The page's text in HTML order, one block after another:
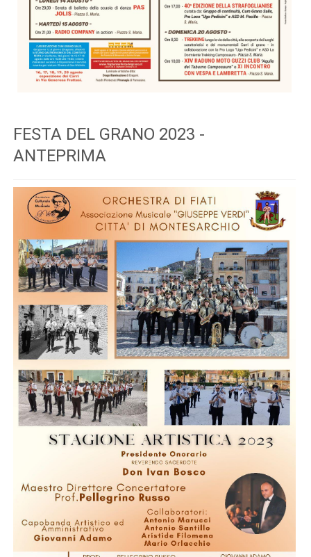
FESTA DEL GRANO 2023 -
ANTEPRIMA